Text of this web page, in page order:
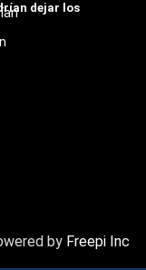
dejar los
by Freepi Inc